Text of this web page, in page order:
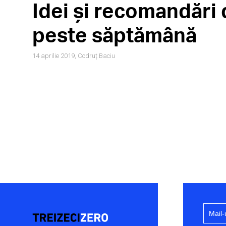
Idei și recomandări
peste săptămână
14 aprilie 2019, Codruț Baciu